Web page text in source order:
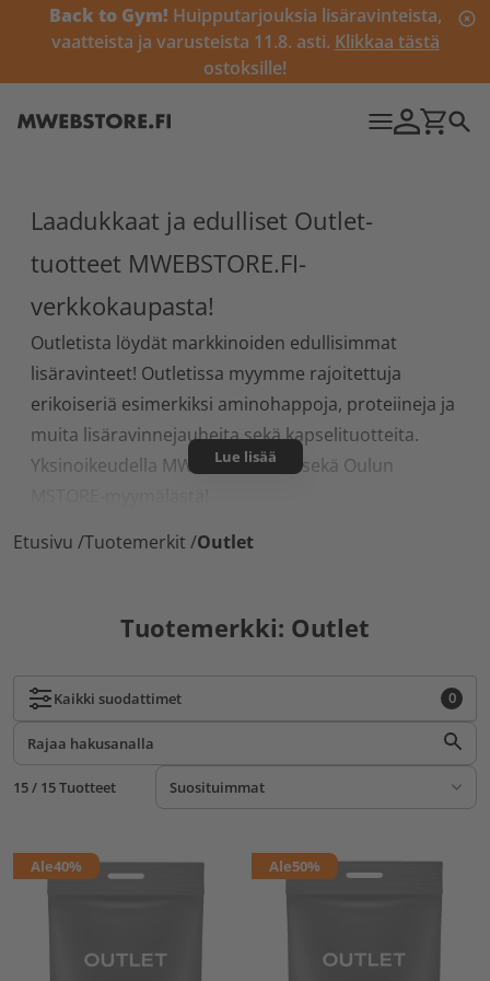
Back to Gym! Huipputarjouksia lisäravinteista,
vaatteista ja varusteista 11.8. asti. Klikkaa tästä
ostoksille!
Laadukkaat ja edulliset Outlet-
tuotteet MWEBSTORE.FI-
verkkokaupasta!
Outletista löydät markkinoiden edullisimmat
lisäravinteet! Outletissa myymme rajoitettuja
erikoiseriä esimerkiksi aminohappoja, proteiineja ja
muita lisäravinnejauheita sekä kapselituotteita.
Yksinoikeudella MWEBSTORE:sta sekä Oulun
Lue lisää
Etusivu /Tuotemerkit /Outlet
Tuotemerkki: Outlet
Kaikki suodattimet 0
15 / 15 Tuotteet
Ale40% Ale50%